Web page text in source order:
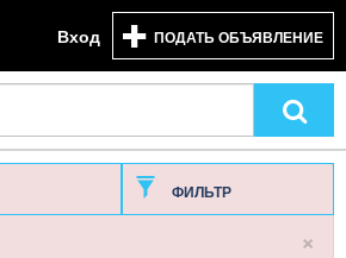
Вход ПОДАТЬ ОБЪЯВЛЕНИЕ
ФИЛЬТР
×